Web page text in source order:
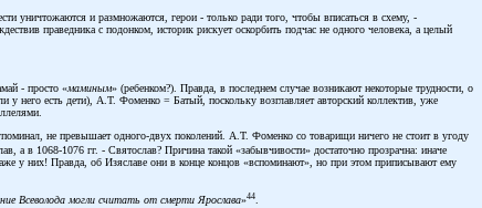
уничтожаются и размножаются, герои - только ради того, чтобы вписаться в схему, -
праведника с подонком, историк рискует оскорбить подчас не одного человека, а целый
- просто «маминым» (ребенком?). Правда, в последнем случае возникают некоторые трудности, о
есть дети), А.Т. Фоменко = Батый, поскольку возглавляет авторский коллектив, уже
не превышает одного-двух поколений. А.Т. Фоменко со товарищи ничего не стоит в угоду
в 1068-1076 гг. - Святослав? Причина такой «забывчивости» достаточно прозрачна: иначе
у них! Правда, об Изяславе они в конце концов «вспоминают», но при этом приписывают ему
Всеволода могли считать от смерти Ярослава»44.